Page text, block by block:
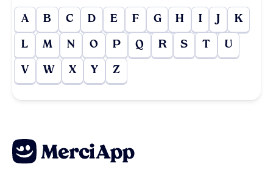
A B C D E F G H I J K
L M N O P Q R S T U
V W X Y Z